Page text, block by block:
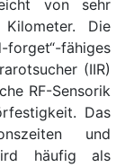
von sehr
Die
fähiges
(IIR)
RF-Sensorik
Das
und
häufig als